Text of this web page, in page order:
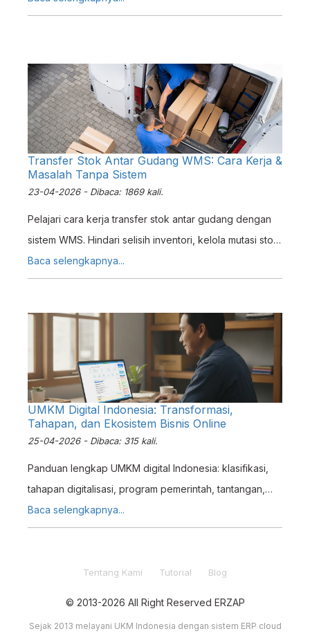
laporan keuangan secara otomatis — semua
Transfer Stok Antar Gudang WMS: Cara Kerja &
Masalah Tanpa Sistem
23-04-2026 - Dibaca: 1869 kali.
Pelajari cara kerja transfer stok antar gudang dengan
sistem WMS. Hindari selisih inventori, kelola mutasi stok
real-time, dan cetak surat pemindahan resmi.
Baca selengkapnya...
UMKM Digital Indonesia: Transformasi,
Tahapan, dan Ekosistem Bisnis Online
25-04-2026 - Dibaca: 315 kali.
Panduan lengkap UMKM digital Indonesia: klasifikasi,
tahapan digitalisasi, program pemerintah, tantangan,
dan ekosistem bisnis online untuk berkembang.
Baca selengkapnya...
Tentang Kami Tutorial Blog
© 2013-2026 All Right Reserved ERZAP
Sejak 2013 melayani UKM Indonesia dengan sistem ERP cloud